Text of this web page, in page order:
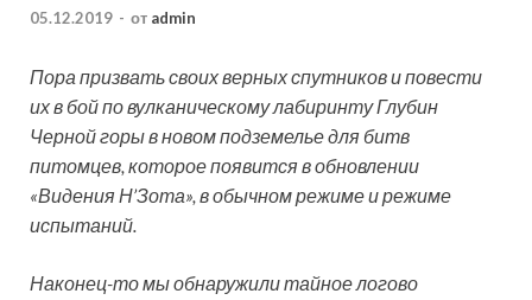
05.12.2019 - от admin
Пора призвать своих верных спутников и повести
их в бой по вулканическому лабиринту Глубин
Черной горы в новом подземелье для битв
питомцев, которое появится в обновлении
«Видения Н’Зота», в обычном режиме и режиме
испытаний.
Наконец-то мы обнаружили тайное логово